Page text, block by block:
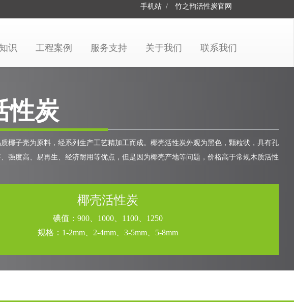
手机站 / 竹之韵活性炭官网
识 工程案例 服务支持 关于我们 联系我们
性炭
椰子壳为原料，经系列生产工艺精加工而成。椰壳活性炭外观为黑色，颗粒状，具有孔
强度高、易再生、经济耐用等优点，但是因为椰壳产地等问题，价格高于常规木质活性
椰壳活性炭
碘值：900、1000、1100、1250
规格：1-2mm、2-4mm、3-5mm、5-8mm